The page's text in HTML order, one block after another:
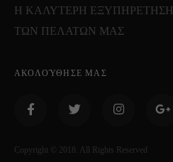
Η ΚΑΛΥΤΕΡΗ ΕΞΥΠΗΡΕΤΗΣΗ
ΤΩΝ ΠΕΛΑΤΩΝ ΜΑΣ
ΑΚΟΛΟΎΘΗΣΕ ΜΑΣ
Copyright © 2018. All Rights Reserved